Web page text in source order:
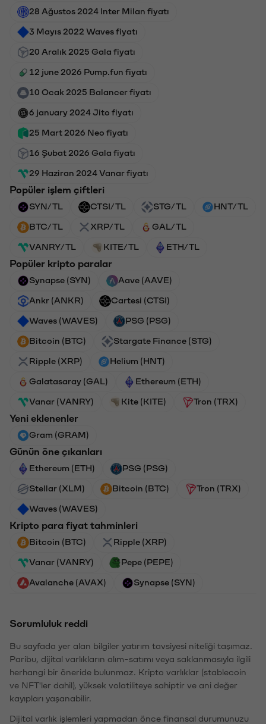
28 Ağustos 2024 Inter Milan fiyatı
3 Mayıs 2022 Waves fiyatı
20 Aralık 2025 Gala fiyatı
12 june 2026 Pump.fun fiyatı
10 Ocak 2025 Balancer fiyatı
6 january 2024 Jito fiyatı
25 Mart 2026 Neo fiyatı
16 Şubat 2026 Gala fiyatı
29 Haziran 2024 Vanar fiyatı
Popüler işlem çiftleri
SYN/TL CTSI/TL STG/TL HNT/TL
BTC/TL XRP/TL GAL/TL
VANRY/TL KITE/TL ETH/TL
Popüler kripto paralar
Synapse (SYN) Aave (AAVE)
Ankr (ANKR) Cartesi (CTSI)
Waves (WAVES) PSG (PSG)
Bitcoin (BTC) Stargate Finance (STG)
Ripple (XRP) Helium (HNT)
Galatasaray (GAL) Ethereum (ETH)
Vanar (VANRY) Kite (KITE) Tron (TRX)
Yeni eklenenler
Gram (GRAM)
Günün öne çıkanları
Ethereum (ETH) PSG (PSG)
Stellar (XLM) Bitcoin (BTC) Tron (TRX)
Waves (WAVES)
Kripto para fiyat tahminleri
Bitcoin (BTC) Ripple (XRP)
Vanar (VANRY) Pepe (PEPE)
Avalanche (AVAX) Synapse (SYN)
Sorumluluk reddi
Bu sayfada yer alan bilgiler yatırım tavsiyesi niteliği taşımaz.
Paribu, dijital varlıkların alım-satımı veya saklanmasıyla ilgili
herhangi bir öneride bulunmaz. Kripto varlıklar (stablecoin
ve NFT'ler dahil), yüksek volatiliteye sahiptir ve ani değer
kayıpları yaşanabilir.
Dijital varlık işlemleri yapmadan önce finansal durumunuzu